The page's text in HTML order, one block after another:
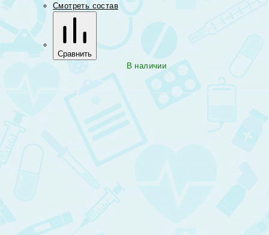
Смотреть состав
Сравнить
В наличии